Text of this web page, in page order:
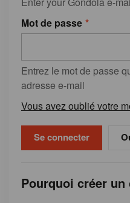
Mot de passe
Entrez le mot de passe
adresse e-mail
Vous avez oublié votre
Pourquoi créer